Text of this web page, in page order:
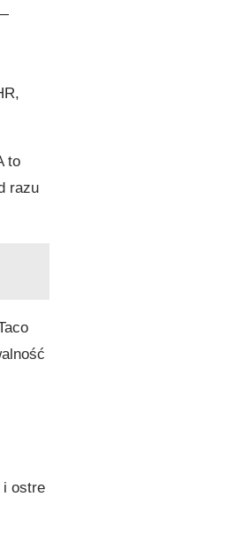
to
razu
i ostre